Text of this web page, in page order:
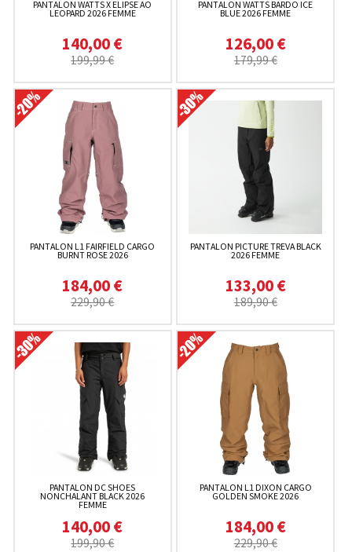
PANTALON WATTS X ELIPSE AO
LEOPARD 2026 FEMME
140,00 €
199,99 €
PANTALON WATTS BARDO ICE
BLUE 2026 FEMME
126,00 €
179,99 €
PANTALON L1 FAIRFIELD CARGO
BURNT ROSE 2026
184,00 €
229,90 €
PANTALON PICTURE TREVA BLACK
2026 FEMME
133,00 €
189,90 €
PANTALON DC SHOES
NONCHALANT BLACK 2026
FEMME
140,00 €
199,90 €
PANTALON L1 DIXON CARGO
GOLDEN SMOKE 2026
184,00 €
229,90 €